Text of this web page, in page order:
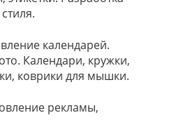
календарей.
Календари, кружки,
коврики для мышки.
рекламы,